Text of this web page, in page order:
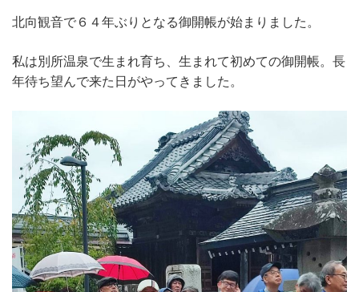
北向観音で６４年ぶりとなる御開帳が始まりました。
私は別所温泉で生まれ育ち、生まれて初めての御開帳。長
年待ち望んで来た日がやってきました。